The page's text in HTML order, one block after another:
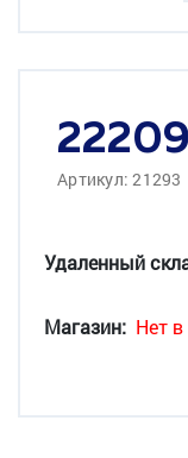
Артикул: 21293
Удаленный
Магазин: Нет